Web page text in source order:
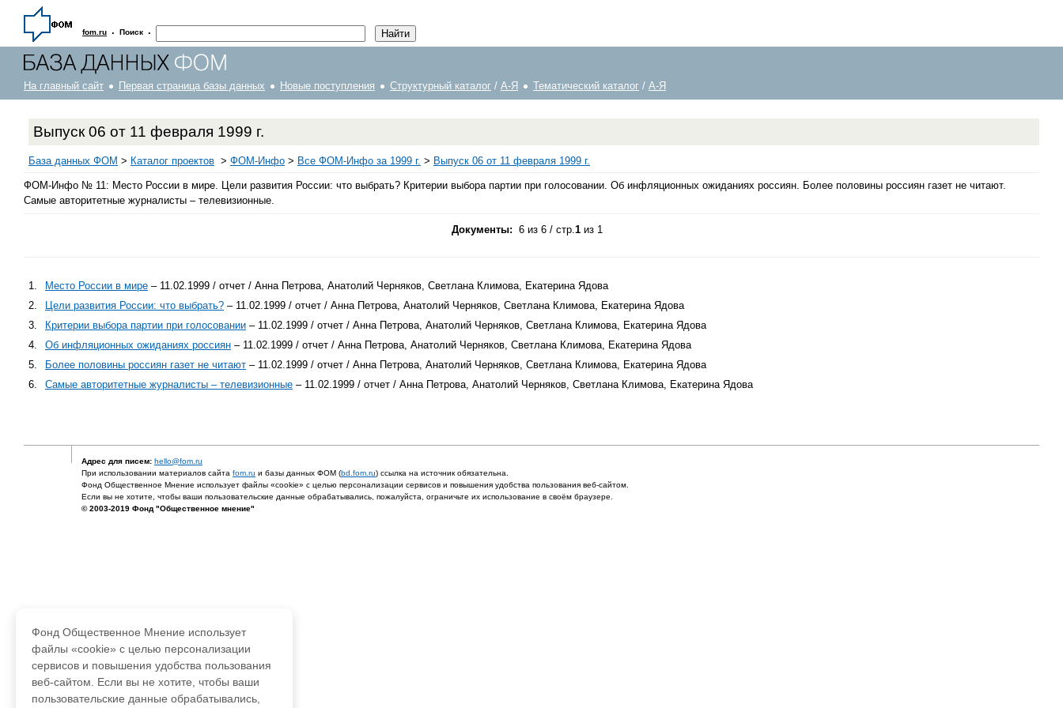
fom.ru · Поиск ·
На главный сайт Первая страница базы данных Новые поступления Структурный каталог / А-Я Тематический каталог / А-Я
Выпуск 06 от 11 февраля 1999 г.
База данных ФОМ > Каталог проектов > ФOM-Инфо > Все ФОМ-Инфо за 1999 г. > Выпуск 06 от 11 февраля 1999 г.
ФОМ-Инфо № 11: Место России в мире. Цели развития России: что выбрать? Критерии выбора партии при голосовании. Об инфляционных ожиданиях россиян. Более половины россиян газет не читают.
Самые авторитетные журналисты – телевизионные.
Документы: 6 из 6 / стр. 1из 1
1. Место России в мире – 11.02.1999 / отчет / Анна Петрова, Анатолий Черняков, Светлана Климова, Екатерина Ядова
2.
Цели развития России: что выбрать? – 11.02.1999 / отчет / Анна Петрова, Анатолий Черняков, Светлана Климова, Екатерина Ядова
3.
Критерии выбора партии при голосовании – 11.02.1999 / отчет / Анна Петрова, Анатолий Черняков, Светлана Климова, Екатерина Ядова
4.
Об инфляционных ожиданиях россиян – 11.02.1999 / отчет / Анна Петрова, Анатолий Черняков, Светлана Климова, Екатерина Ядова
5.
Более половины россиян газет не читают – 11.02.1999 / отчет / Анна Петрова, Анатолий Черняков, Светлана Климова, Екатерина Ядова
6.
Самые авторитетные журналисты – телевизионные – 11.02.1999 / отчет / Анна Петрова, Анатолий Черняков, Светлана Климова, Екатерина Ядова
Адрес для писем: hello@fom.ru
При использовании материалов сайта fom.ru и базы данных ФОМ (bd.fom.ru) ссылка на источник обязательна.
Фонд Общественное Мнение использует файлы «cookie» с целью персонализации сервисов и повышения удобства пользования веб-сайтом.
Если вы не хотите, чтобы ваши пользовательские данные обрабатывались, пожалуйста, ограничьте их использование в своём браузере.
© 2003-2019 Фонд "Общественное мнение"
Фонд Общественное Мнение использует
файлы «cookie» с целью персонализации
сервисов и повышения удобства пользования
веб-сайтом. Если вы не хотите, чтобы ваши
пользовательские данные обрабатывались,